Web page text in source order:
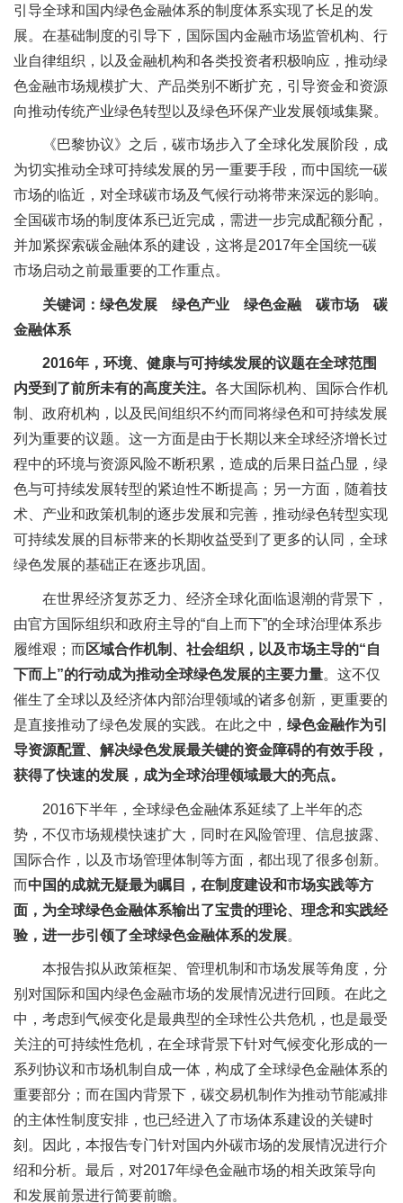
引导全球和国内绿色金融体系的制度体系实现了长足的发
展。在基础制度的引导下，国际国内金融市场监管机构、行
业自律组织，以及金融机构和各类投资者积极响应，推动绿
色金融市场规模扩大、产品类别不断扩充，引导资金和资源
向推动传统产业绿色转型以及绿色环保产业发展领域集聚。
《巴黎协议》之后，碳市场步入了全球化发展阶段，成
为切实推动全球可持续发展的另一重要手段，而中国统一碳
市场的临近，对全球碳市场及气候行动将带来深远的影响。
全国碳市场的制度体系已近完成，需进一步完成配额分配，
并加紧探索碳金融体系的建设，这将是2017年全国统一碳
市场启动之前最重要的工作重点。
关键词：绿色发展 绿色产业 绿色金融 碳市场 碳
金融体系
2016年，环境、健康与可持续发展的议题在全球范围
内受到了前所未有的高度关注。 各大国际机构、国际合作机
制、政府机构，以及民间组织不约而同将绿色和可持续发展
列为重要的议题。这一方面是由于长期以来全球经济增长过
程中的环境与资源风险不断积累，造成的后果日益凸显，绿
色与可持续发展转型的紧迫性不断提高；另一方面，随着技
术、产业和政策机制的逐步发展和完善，推动绿色转型实现
可持续发展的目标带来的长期收益受到了更多的认同，全球
绿色发展的基础正在逐步巩固。
在世界经济复苏乏力、经济全球化面临退潮的背景下，
由官方国际组织和政府主导的“自上而下”的全球治理体系步
履维艰；而区域合作机制、社会组织，以及市场主导的“自
下而上”的行动成为推动全球绿色发展的主要力量。这不仅
催生了全球以及经济体内部治理领域的诸多创新，更重要的
是直接推动了绿色发展的实践。在此之中， 绿色金融作为引
导资源配置、解决绿色发展最关键的资金障碍的有效手段，
获得了快速的发展，成为全球治理领域最大的亮点。
2016下半年，全球绿色金融体系延续了上半年的态
势，不仅市场规模快速扩大，同时在风险管理、信息披露、
国际合作，以及市场管理体制等方面，都出现了很多创新。
而中国的成就无疑最为瞩目，在制度建设和市场实践等方
面，为全球绿色金融体系输出了宝贵的理论、理念和实践经
验，进一步引领了全球绿色金融体系的发展。
本报告拟从政策框架、管理机制和市场发展等角度，分
别对国际和国内绿色金融市场的发展情况进行回顾。在此之
中，考虑到气候变化是最典型的全球性公共危机，也是最受
关注的可持续性危机，在全球背景下针对气候变化形成的一
系列协议和市场机制自成一体，构成了全球绿色金融体系的
重要部分；而在国内背景下，碳交易机制作为推动节能减排
的主体性制度安排，也已经进入了市场体系建设的关键时
刻。因此，本报告专门针对国内外碳市场的发展情况进行介
绍和分析。最后，对2017年绿色金融市场的相关政策导向
和发展前景进行简要前瞻。